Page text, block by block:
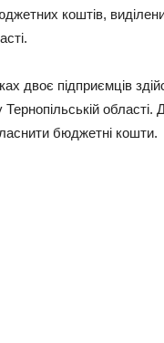
коштів,
двоє підприємців
області.
бюджетні кошти.